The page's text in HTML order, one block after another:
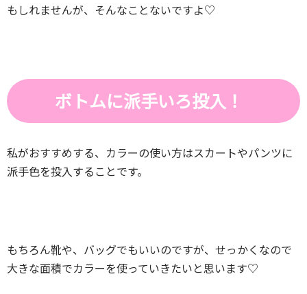
もしれませんが、そんなことないですよ♡
ボトムに派手いろ投入！
私がおすすめする、カラーの使い方はスカートやパンツに
派手色を投入することです。
もちろん靴や、バッグでもいいのですが、せっかくなので
大きな面積でカラーを使っていきたいと思います♡